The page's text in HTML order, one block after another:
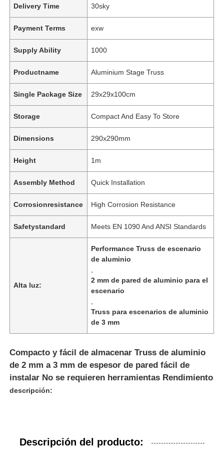
Delivery Time 30sky
Payment Terms exw
Supply Ability 1000
Productname Aluminium Stage Truss
Single Package Size 29x29x100cm
Storage Compact And Easy To Store
Dimensions 290x290mm
Height 1m
Assembly Method Quick Installation
Corrosionresistance High Corrosion Resistance
Safetystandard Meets EN 1090 And ANSI Standards
Alta luz:
Performance Truss de escenario
de aluminio
2 mm de pared de aluminio para el
escenario
Truss para escenarios de aluminio
de 3 mm
Compacto y fácil de almacenar Truss de aluminio
de 2 mm a 3 mm de espesor de pared fácil de
instalar No se requieren herramientas Rendimiento
descripción:
Descripción del producto: